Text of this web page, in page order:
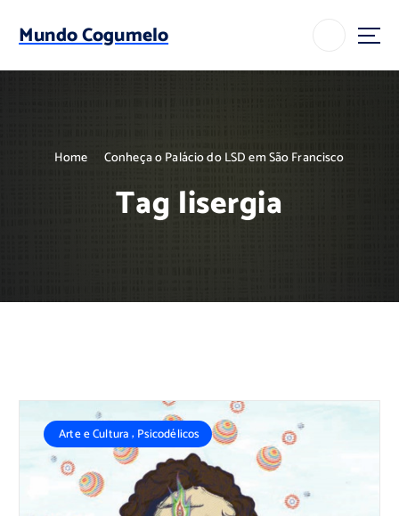
p
Mundo Cogumelo
Home Conheça o Palácio do LSD em São Francisco
Tag lisergia
Arte e Cultura, Psicodélicos